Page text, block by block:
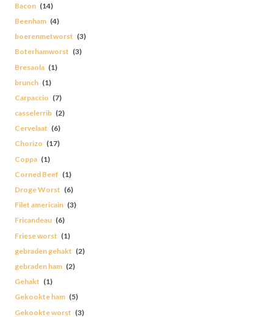
Bacon (14)
Beenham (4)
boerenmetworst (3)
Boterhamworst (3)
Bresaola (1)
brunch (1)
Carpaccio (7)
casselerrib (2)
Cervelaat (6)
Chorizo (17)
Coppa (1)
Corned Beef (1)
Droge Worst (6)
Filet americain (3)
Fricandeau (6)
Friese worst (1)
gebraden gehakt (2)
gebraden ham (2)
Gehakt (1)
Gekookte ham (5)
Gekookte worst (3)